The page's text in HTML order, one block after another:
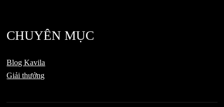
CHUYÊN MỤC
Blog Kavila
Giải thưởng